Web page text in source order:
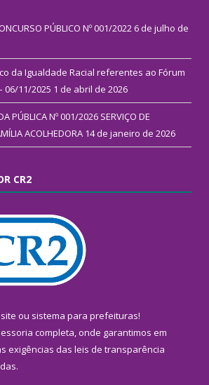
PÚBLICO Nº 001/2022 6 de julho de
da Igualdade Racial referentes ao Fórum
06/11/2025 1 de abril de 2026
PÚBLICA Nº 001/2026 SERVIÇO DE
ACOLHEDORA 14 de janeiro de 2026
CR2
ou sistema para prefeituras!
completa, onde garantimos em
exigências das leis de transparência